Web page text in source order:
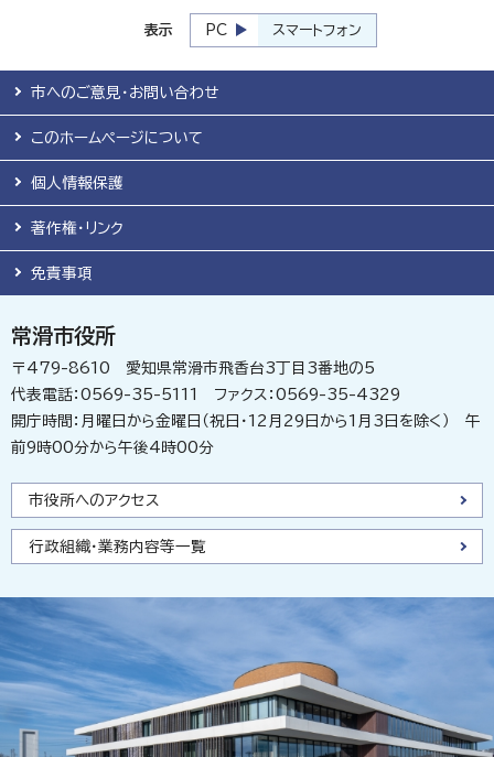
表示 PC スマートフォン
市へのご意見・お問い合わせ
このホームページについて
個人情報保護
著作権・リンク
免責事項
常滑市役所
〒479-8610 愛知県常滑市飛香台3丁目3番地の5
代表電話：0569-35-5111 ファクス：0569-35-4329
開庁時間：月曜日から金曜日（祝日・12月29日から1月3日を除く） 午
前9時00分から午後4時00分
市役所へのアクセス
行政組織・業務内容等一覧